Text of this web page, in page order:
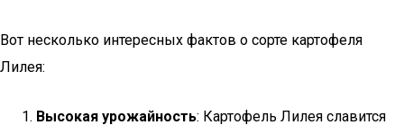
Вот несколько интересных фактов о сорте картофеля
Лилея:
Высокая урожайность: Картофель Лилея славится